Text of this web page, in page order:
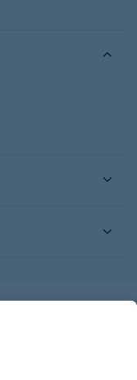
destinée aux
nets majorés de
des frais